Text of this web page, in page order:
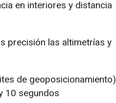
en interiores y distancia
precisión las altimetrías y
de geoposicionamiento)
10 segundos